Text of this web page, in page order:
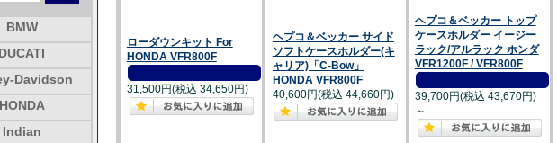
BMW
DUCATI
Davidson
HONDA
Indian
ローダウンキット For
HONDA VFR800F
31,500円(税込 34,650円)
ヘプコ＆ベッカー サイド
ソフトケースホルダー(キ
ャリア)「C-Bow」
HONDA VFR800F
40,600円(税込 44,660円)
ヘプコ＆ベッカー トップ
ケースホルダー イージー
ラック/アルラック ホンダ
VFR1200F / VFR800F
39,700円(税込 43,670円)
～